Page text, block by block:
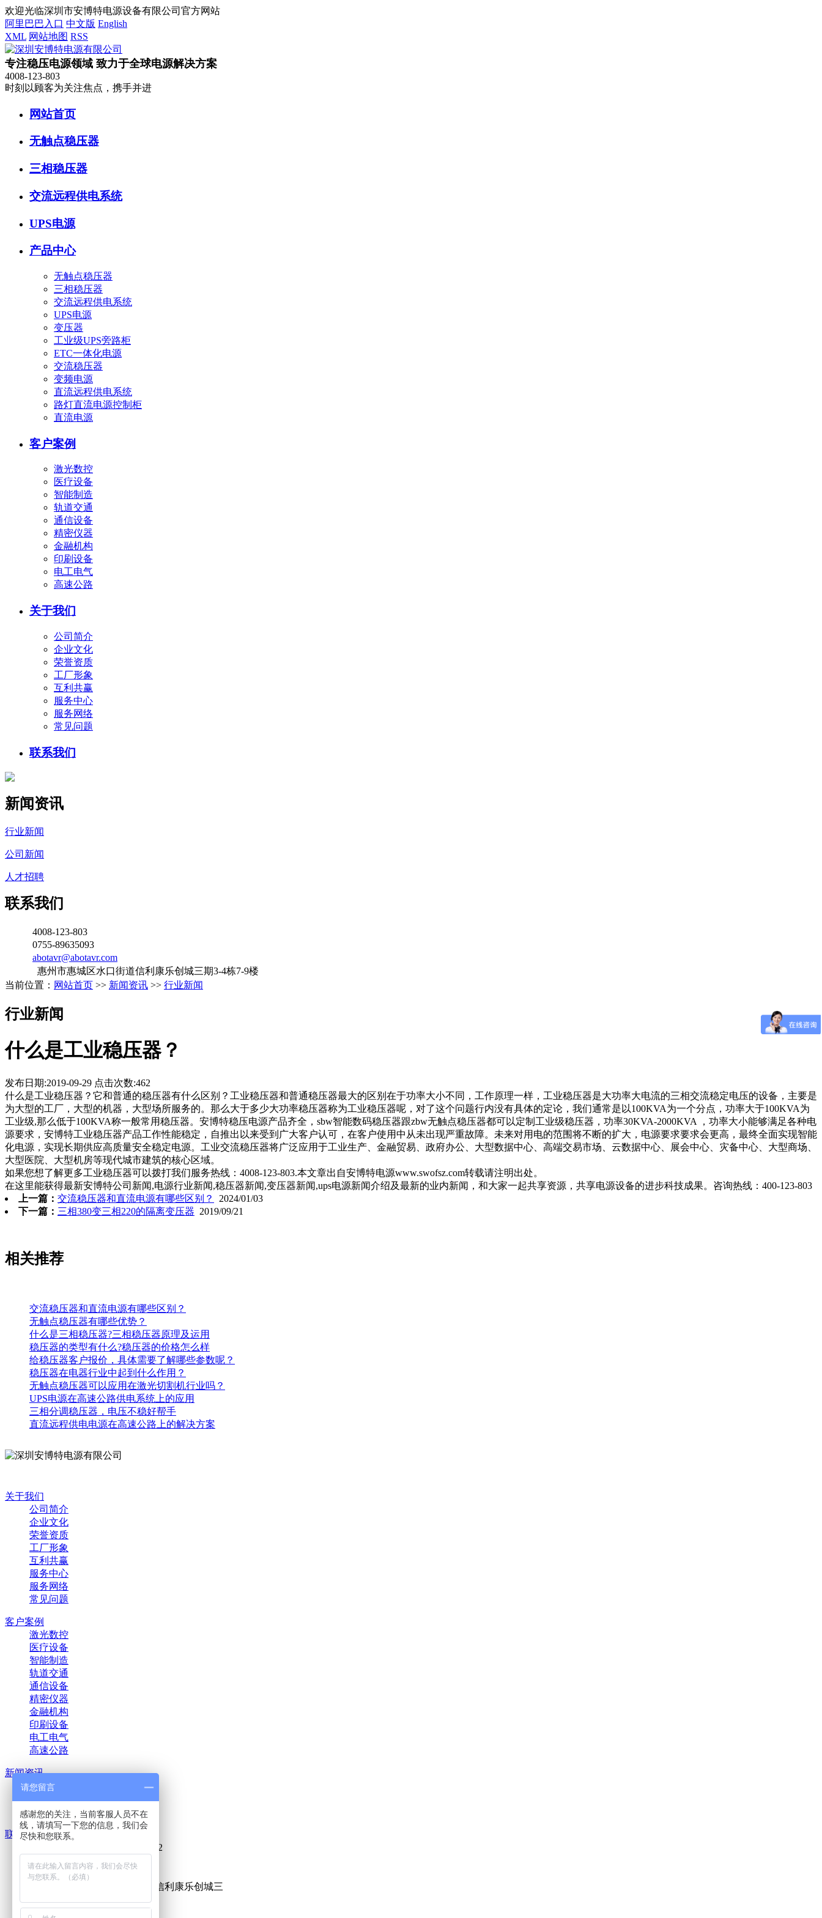
欢迎光临深圳市安博特电源设备有限公司官方网站
阿里巴巴入口 中文版 English
XML 网站地图 RSS
专注稳压电源领域 致力于全球电源解决方案
4008-123-803
时刻以顾客为关注焦点，携手并进
网站首页
无触点稳压器
三相稳压器
交流远程供电系统
UPS电源
产品中心
无触点稳压器
三相稳压器
交流远程供电系统
UPS电源
变压器
工业级UPS旁路柜
ETC一体化电源
交流稳压器
变频电源
直流远程供电系统
路灯直流电源控制柜
直流电源
客户案例
激光数控
医疗设备
智能制造
轨道交通
通信设备
精密仪器
金融机构
印刷设备
电工电气
高速公路
关于我们
公司简介
企业文化
荣誉资质
工厂形象
互利共赢
服务中心
服务网络
常见问题
联系我们
新闻资讯
行业新闻
公司新闻
人才招聘
联系我们
4008-123-803
0755-89635093
abotavr@abotavr.com
惠州市惠城区水口街道信利康乐创城三期3-4栋7-9楼
当前位置： 网站首页 >> 新闻资讯 >> 行业新闻
行业新闻
什么是工业稳压器？
发布日期:2019-09-29 点击次数:462
什么是工业稳压器？它和普通的稳压器有什么区别？工业稳压器和普通稳压器最大的区别在于功率大小不同，工作原理一样，工业稳压器是大功率大电流的三相交流稳定电压的设备，主要是
为大型的工厂，大型的机器，大型场所服务的。那么大于多少大功率稳压器称为工业稳压器呢，对了这个问题行内没有具体的定论，我们通常是以100KVA为一个分点，功率大于100KVA为
工业级,那么低于100KVA称一般常用稳压器。安博特稳压电源产品齐全，sbw智能数码稳压器跟zbw无触点稳压器都可以定制工业级稳压器，功率30KVA-2000KVA ，功率大小能够满足各种电
源要求，安博特工业稳压器产品工作性能稳定，自推出以来受到广大客户认可，在客户使用中从未出现严重故障。未来对用电的范围将不断的扩大，电源要求要求会更高，最终全面实现智能
化电源，实现长期供应高质量安全稳定电源。工业交流稳压器将广泛应用于工业生产、金融贸易、政府办公、大型数据中心、高端交易市场、云数据中心、展会中心、灾备中心、大型商场、
大型医院、大型机房等现代城市建筑的核心区域。
如果您想了解更多工业稳压器可以拨打我们服务热线：4008-123-803.本文章出自安博特电源www.swofsz.com转载请注明出处。
在这里能获得最新安博特公司新闻,电源行业新闻,稳压器新闻,变压器新闻,ups电源新闻介绍及最新的业内新闻，和大家一起共享资源，共享电源设备的进步科技成果。咨询热线：400-123-803
上一篇： 交流稳压器和直流电源有哪些区别？
2024/01/03
下一篇： 三相380变三相220的隔离变压器 2019/09/21
相关推荐
交流稳压器和直流电源有哪些区别？
无触点稳压器有哪些优势？
什么是三相稳压器?三相稳压器原理及运用
稳压器的类型有什么?稳压器的价格怎么样
给稳压器客户报价，具体需要了解哪些参数呢？
稳压器在电器行业中起到什么作用？
无触点稳压器可以应用在激光切割机行业吗？
UPS电源在高速公路供电系统上的应用
三相分调稳压器，电压不稳好帮手
直流远程供电电源在高速公路上的解决方案
关于我们
公司简介
企业文化
荣誉资质
工厂形象
互利共赢
服务中心
服务网络
常见问题
客户案例
激光数控
医疗设备
智能制造
轨道交通
通信设备
精密仪器
金融机构
印刷设备
电工电气
高速公路
新闻资讯
行业新闻
人才招聘
联系我们
0755-89635091 /89635092
0755-89635093
abotavr@abotavr.com
惠州市惠城区水口街道信利康乐创城三
请您留言
感谢您的关注，当前客服人员不在
线，请填写一下您的信息，我们会
尽快和您联系。